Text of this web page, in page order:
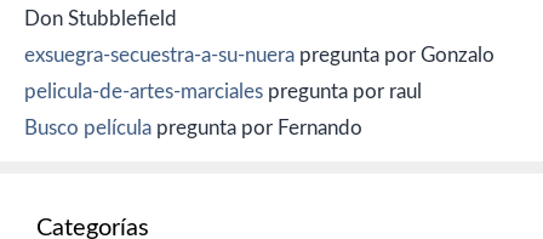
Don Stubblefield
exsuegra-secuestra-a-su-nuera pregunta por Gonzalo
pelicula-de-artes-marciales pregunta por raul
Busco película pregunta por Fernando
Categorías